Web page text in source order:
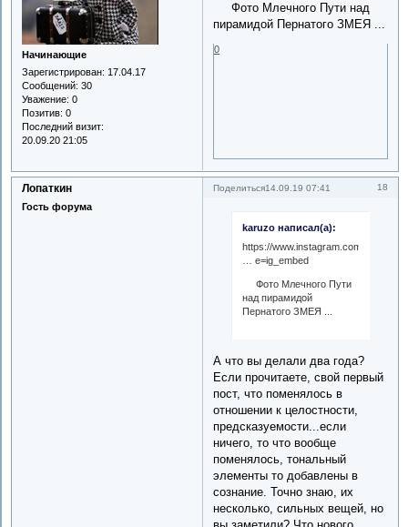
Начинающие
Зарегистрирован: 17.04.17
Сообщений: 30
Уважение: 0
Позитив: 0
Последний визит:
20.09.20 21:05
Фото Млечного Пути над
пирамидой Пернатого ЗМЕЯ ...
0
Поделиться 18
14.09.19 07:41
Лопаткин
Гость форума
karuzo написал(а):
https://www.instagram.com/p/
… e=ig_embed
Фото Млечного Пути
над пирамидой
Пернатого ЗМЕЯ ...
А что вы делали два года?
Если прочитаете, свой первый
пост, что поменялось в
отношении к целостности,
предсказуемости...если
ничего, то что вообще
поменялось, тональный
элементы то добавлены в
сознание. Точно знаю, их
несколько, сильных вещей, но